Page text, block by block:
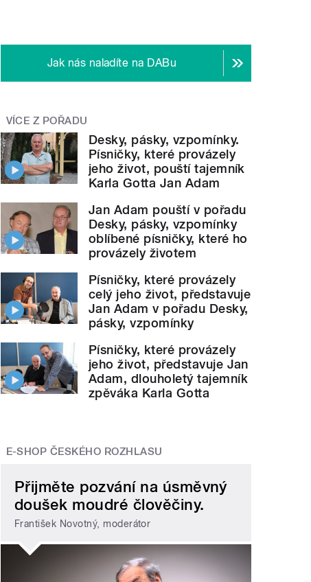
Jak nás naladíte na DABu
VÍCE Z POŘADU
Desky, pásky, vzpomínky.
Písničky, které provázely
jeho život, pouští tajemník
Karla Gotta Jan Adam
Jan Adam pouští v pořadu
Desky, pásky, vzpomínky
oblíbené písničky, které ho
provázely životem
Písničky, které provázely
celý jeho život, představuje
Jan Adam v pořadu Desky,
pásky, vzpomínky
Písničky, které provázely
jeho život, představuje Jan
Adam, dlouholetý tajemník
zpěváka Karla Gotta
E-SHOP ČESKÉHO ROZHLASU
Přijměte pozvání na úsměvný
doušek moudré člověčiny.
František Novotný, moderátor